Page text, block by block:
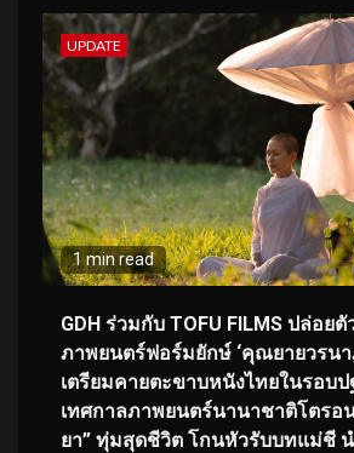
UPDATE
1 min read
GDH ร่วมกับ TOFU FILMS ปล่อย
ภาพยนตร์ฟอร์มยักษ์ ‘คุณยายวรนา
เตรียมคายตะขาบหนังไทยในรอบ
เทศกาลภาพยนตร์นานาชาติโตรอ
ยา” ทุ่มสุดชีวิต โกนหัวรับบทแม่ชี